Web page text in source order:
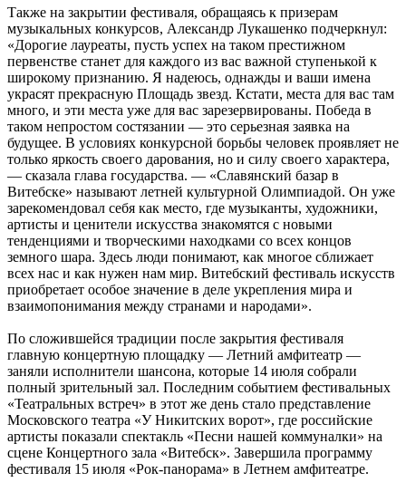
Также на закрытии фестиваля, обращаясь к призерам
музыкальных конкурсов, Александр Лукашенко подчеркнул:
«Дорогие лауреаты, пусть успех на таком престижном
первенстве станет для каждого из вас важной ступенькой к
широкому признанию. Я надеюсь, однажды и ваши имена
украсят прекрасную Площадь звезд. Кстати, места для вас там
много, и эти места уже для вас зарезервированы. Победа в
таком непростом состязании — это серьезная заявка на
будущее. В условиях конкурсной борьбы человек проявляет не
только яркость своего дарования, но и силу своего характера,
— сказала глава государства. — «Славянский базар в
Витебске» называют летней культурной Олимпиадой. Он уже
зарекомендовал себя как место, где музыканты, художники,
артисты и ценители искусства знакомятся с новыми
тенденциями и творческими находками со всех концов
земного шара. Здесь люди понимают, как многое сближает
всех нас и как нужен нам мир. Витебский фестиваль искусств
приобретает особое значение в деле укрепления мира и
взаимопонимания между странами и народами».
По сложившейся традиции после закрытия фестиваля
главную концертную площадку — Летний амфитеатр —
заняли исполнители шансона, которые 14 июля собрали
полный зрительный зал. Последним событием фестивальных
«Театральных встреч» в этот же день стало представление
Московского театра «У Никитских ворот», где российские
артисты показали спектакль «Песни нашей коммуналки» на
сцене Концертного зала «Витебск». Завершила программу
фестиваля 15 июля «Рок-панорама» в Летнем амфитеатре.